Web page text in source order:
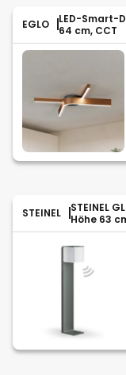
EGLO
LED-Smart-
64 cm, CCT
STEINEL
STEINEL
Höhe 63